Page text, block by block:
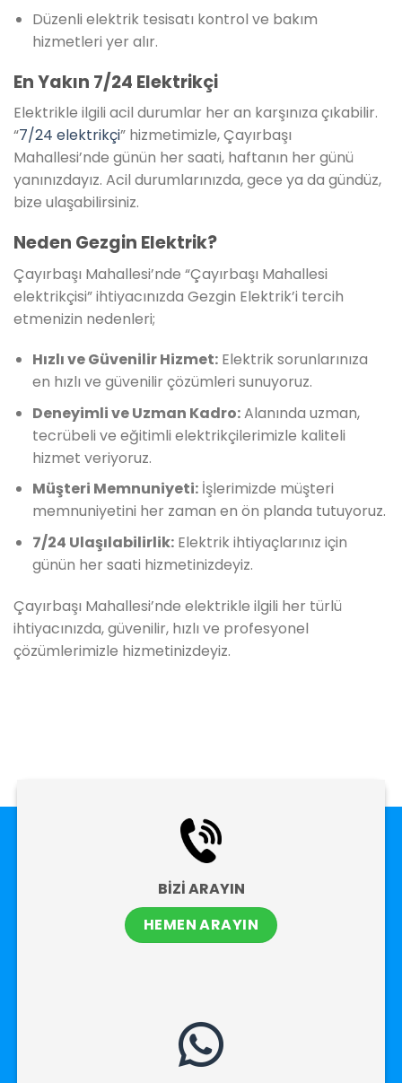
Düzenli elektrik tesisatı kontrol ve bakım
hizmetleri yer alır.
En Yakın 7/24 Elektrikçi
Elektrikle ilgili acil durumlar her an karşınıza çıkabilir.
“7/24 elektrikçi” hizmetimizle, Çayırbaşı
Mahallesi’nde günün her saati, haftanın her günü
yanınızdayız. Acil durumlarınızda, gece ya da gündüz,
bize ulaşabilirsiniz.
Neden Gezgin Elektrik?
Çayırbaşı Mahallesi’nde “Çayırbaşı Mahallesi
elektrikçisi” ihtiyacınızda Gezgin Elektrik’i tercih
etmenizin nedenleri;
Hızlı ve Güvenilir Hizmet:Elektrik sorunlarınıza
en hızlı ve güvenilir çözümleri sunuyoruz.
Deneyimli ve Uzman Kadro:Alanında uzman,
tecrübeli ve eğitimli elektrikçilerimizle kaliteli
hizmet veriyoruz.
Müşteri Memnuniyeti:İşlerimizde müşteri
memnuniyetini her zaman en ön planda tutuyoruz.
7/24 Ulaşılabilirlik:Elektrik ihtiyaçlarınız için
günün her saati hizmetinizdeyiz.
Çayırbaşı Mahallesi’nde elektrikle ilgili her türlü
ihtiyacınızda, güvenilir, hızlı ve profesyonel
çözümlerimizle hizmetinizdeyiz.
BİZİ ARAYIN
HEMEN ARAYIN